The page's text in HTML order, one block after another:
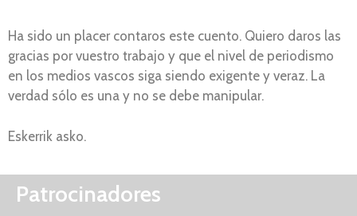
Ha sido un placer contaros este cuento. Quiero daros las
gracias por vuestro trabajo y que el nivel de periodismo
en los medios vascos siga siendo exigente y veraz. La
verdad sólo es una y no se debe manipular.
Eskerrik asko.
Patrocinadores